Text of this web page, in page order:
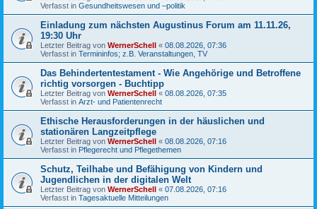
Verfasst in Gesundheitswesen und –politik
Einladung zum nächsten Augustinus Forum am 11.11.26,
19:30 Uhr
Letzter Beitrag von WernerSchell « 08.08.2026, 07:36
Verfasst in Termininfos; z.B. Veranstaltungen, TV
Das Behindertentestament - Wie Angehörige und Betroffene
richtig vorsorgen - Buchtipp
Letzter Beitrag von WernerSchell « 08.08.2026, 07:35
Verfasst in Arzt- und Patientenrecht
Ethische Herausforderungen in der häuslichen und
stationären Langzeitpflege
Letzter Beitrag von WernerSchell « 08.08.2026, 07:16
Verfasst in Pflegerecht und Pflegethemen
Schutz, Teilhabe und Befähigung von Kindern und
Jugendlichen in der digitalen Welt
Letzter Beitrag von WernerSchell « 07.08.2026, 07:16
Verfasst in Tagesaktuelle Mitteilungen